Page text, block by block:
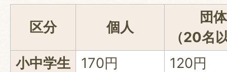
区分 個人
団体
（20名
小中学生
170円
120円